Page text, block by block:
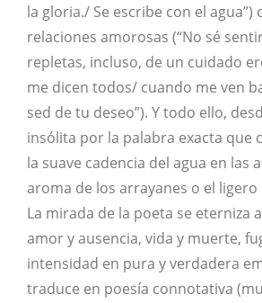
la gloria./ Se escribe con el agua”)
relaciones amorosas (“No sé
repletas, incluso, de un cuidado
me dicen todos/ cuando me ven
sed de tu deseo”). Y todo ello,
insólita por la palabra exacta que
la suave cadencia del agua en las
aroma de los arrayanes o el
La mirada de la poeta se eterniza
amor y ausencia, vida y muerte,
intensidad en pura y verdadera
traduce en poesía connotativa